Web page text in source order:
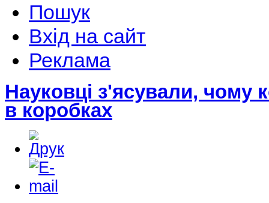
Пошук
Вхід на сайт
Реклама
Науковці з'ясували, чому
в коробках